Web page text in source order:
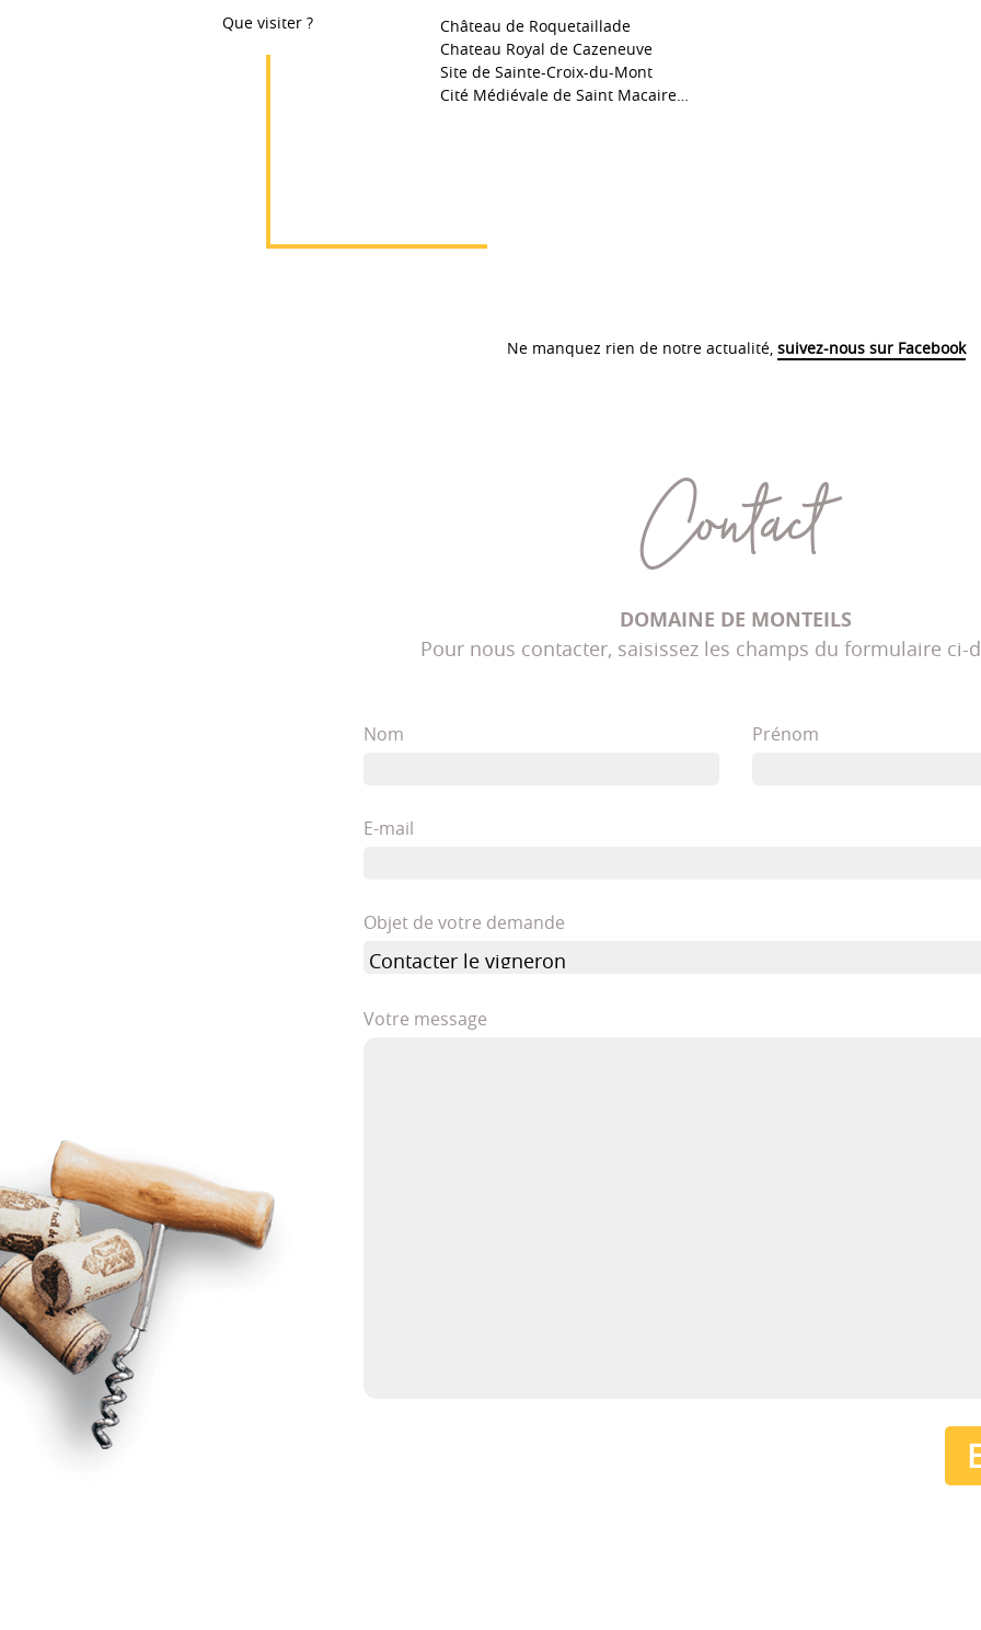
Que visiter ?
Château de Roquetaillade
Chateau Royal de Cazeneuve
Site de Sainte-Croix-du-Mont
Cité Médiévale de Saint Macaire…
Ne manquez rien de notre actualité, suivez-nous sur Facebook
Contact
DOMAINE DE MONTEILS
Pour nous contacter, saisissez les champs du formulaire ci-
Nom Prénom
E-mail
Objet de votre demande
Votre message